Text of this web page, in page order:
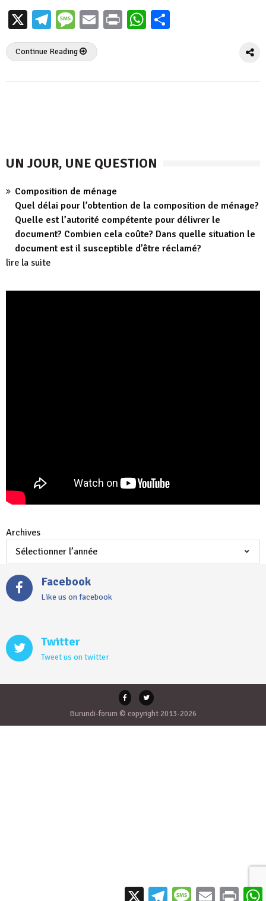
X Telegram
Message
EmailPrintWhatsApp
Continue Reading
UN JOUR, UNE QUESTION
Composition de ménage
Quel délai pour l’obtention de la composition de ménage?
Quelle est l’autorité compétente pour délivrer le
document? Combien cela coûte? Dans quelle situation le
document est il susceptible d’être réclamé?
lire la suite
Archives
Facebook
Like us on facebook
Twitter
Tweet us on twitter
Burundi-forum © copyright 2013-2026
X TelegramMessageEmail Print